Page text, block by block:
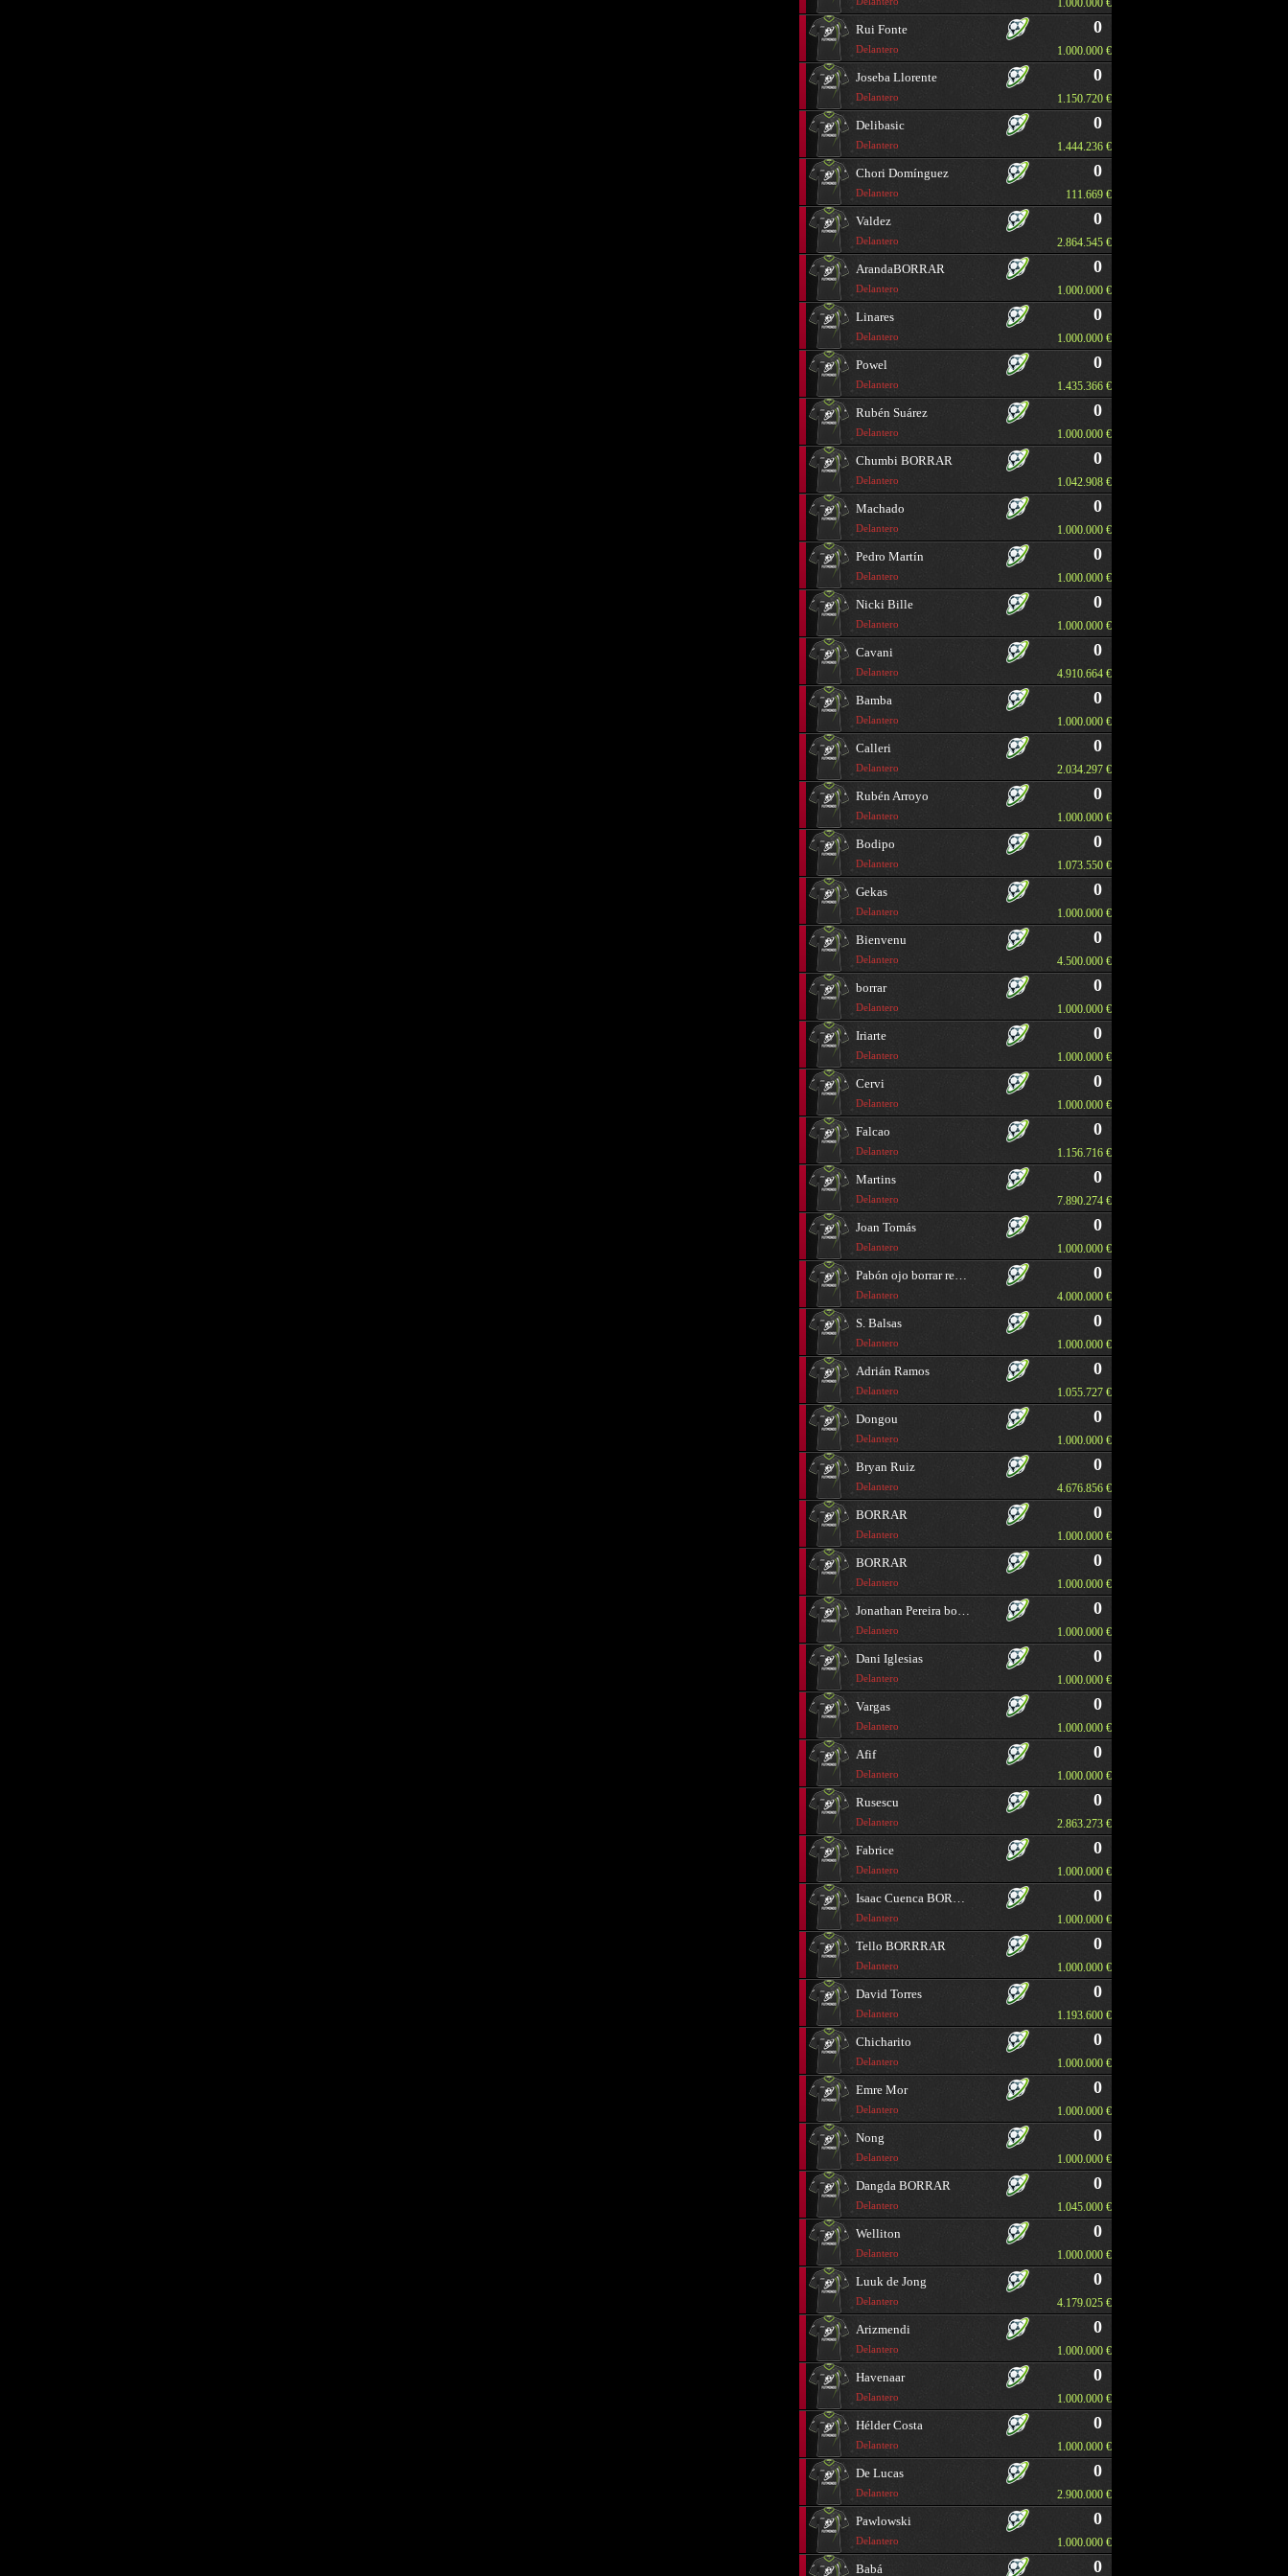
1.000.000 €
Rui Fonte
Delantero
0
1.000.000 €
Joseba Llorente
Delantero
0
1.150.720 €
Delibasic
Delantero
0
1.444.236 €
Chori Domínguez
Delantero
0
111.669 €
Valdez
Delantero
0
2.864.545 €
ArandaBORRAR
Delantero
0
1.000.000 €
Linares
Delantero
0
1.000.000 €
Powel
Delantero
0
1.435.366 €
Rubén Suárez
Delantero
0
1.000.000 €
Chumbi BORRAR
Delantero
0
1.042.908 €
Machado
Delantero
0
1.000.000 €
Pedro Martín
Delantero
0
1.000.000 €
Nicki Bille
Delantero
0
1.000.000 €
Cavani
Delantero
0
4.910.664 €
Bamba
Delantero
0
1.000.000 €
Calleri
Delantero
0
2.034.297 €
Rubén Arroyo
Delantero
0
1.000.000 €
Bodipo
Delantero
0
1.073.550 €
Gekas
Delantero
0
1.000.000 €
Bienvenu
Delantero
0
4.500.000 €
borrar
Delantero
0
1.000.000 €
Iriarte
Delantero
0
1.000.000 €
Cervi
Delantero
0
1.000.000 €
Falcao
Delantero
0
1.156.716 €
Martins
Delantero
0
7.890.274 €
Joan Tomás
Delantero
0
1.000.000 €
Pabón ojo borrar repetido
Delantero
0
4.000.000 €
S. Balsas
Delantero
0
1.000.000 €
Adrián Ramos
Delantero
0
1.055.727 €
Dongou
Delantero
0
1.000.000 €
Bryan Ruiz
Delantero
0
4.676.856 €
BORRAR
Delantero
0
1.000.000 €
BORRAR
Delantero
0
1.000.000 €
Jonathan Pereira borrar
Delantero
0
1.000.000 €
Dani Iglesias
Delantero
0
1.000.000 €
Vargas
Delantero
0
1.000.000 €
Afif
Delantero
0
1.000.000 €
Rusescu
Delantero
0
2.863.273 €
Fabrice
Delantero
0
1.000.000 €
Isaac Cuenca BORRAR
Delantero
0
1.000.000 €
Tello BORRRAR
Delantero
0
1.000.000 €
David Torres
Delantero
0
1.193.600 €
Chicharito
Delantero
0
1.000.000 €
Emre Mor
Delantero
0
1.000.000 €
Nong
Delantero
0
1.000.000 €
Dangda BORRAR
Delantero
0
1.045.000 €
Welliton
Delantero
0
1.000.000 €
Luuk de Jong
Delantero
0
4.179.025 €
Arizmendi
Delantero
0
1.000.000 €
Havenaar
Delantero
0
1.000.000 €
Hélder Costa
Delantero
0
1.000.000 €
De Lucas
Delantero
0
2.900.000 €
Pawlowski
Delantero
0
1.000.000 €
Babá 0